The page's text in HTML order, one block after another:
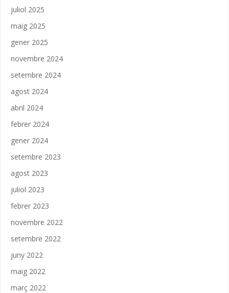
juliol 2025
maig 2025
gener 2025
novembre 2024
setembre 2024
agost 2024
abril 2024
febrer 2024
gener 2024
setembre 2023
agost 2023
juliol 2023
febrer 2023
novembre 2022
setembre 2022
juny 2022
maig 2022
març 2022